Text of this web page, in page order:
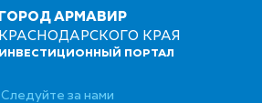
ГОРОД АРМАВИР
КРАСНОДАРСКОГО КРАЯ
ИНВЕСТИЦИОННЫЙ ПОРТАЛ
Следуйте за нами